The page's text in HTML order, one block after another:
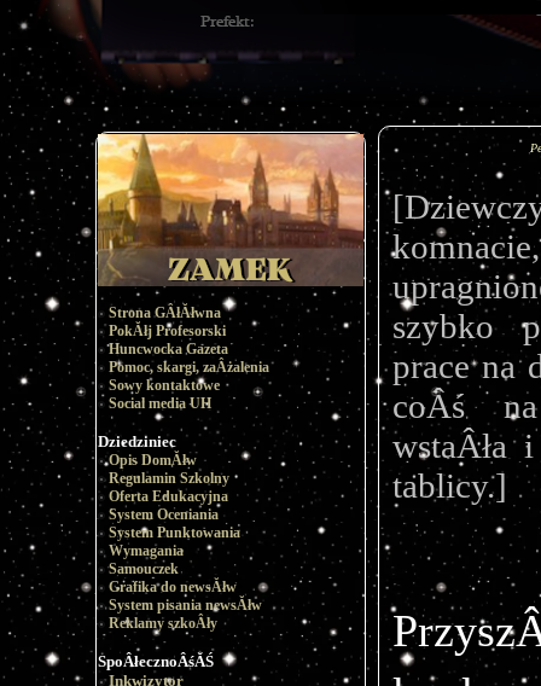
Strona GÂłĂłwna
PokĂłj Profesorski
Huncwocka Gazeta
Pomoc, skargi, zaÂżalenia
Sowy kontaktowe
Social media UH
Dziedziniec
Opis DomĂłw
Regulamin Szkolny
Oferta Edukacyjna
System Oceniania
System Punktowania
Wymagania
Samouczek
Grafika do newsĂłw
System pisania newsĂłw
Reklamy szkoÂły
SpoÂłecznoÂśĂŚ
Inkwizytor
szybko
prace na
coÂś
wstaÂła
tablicy.]